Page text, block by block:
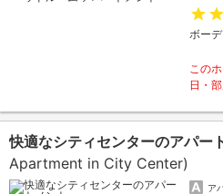
ボー
この
日・
快適なシティセンターのアパー
Apartment in City Center)
ア